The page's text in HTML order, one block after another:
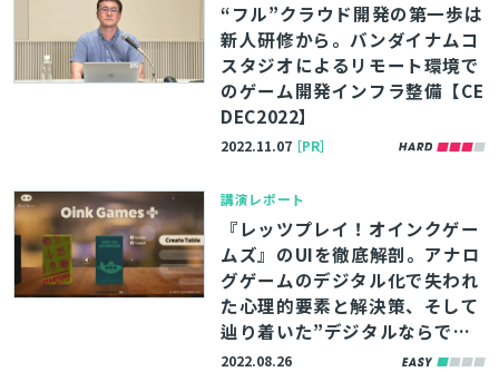
“フル”クラウド開発の第一歩は
新人研修から。バンダイナムコ
スタジオによるリモート環境で
のゲーム開発インフラ整備【CE
DEC2022】
2022.11.07［PR］
講演レポート
『レッツプレイ！オインクゲー
ムズ』のUIを徹底解剖。アナロ
グゲームのデジタル化で失われ
た心理的要素と解決策、そして
辿り着いた”デジタルならで
は”の面白さ【CEDEC2022】
2022.08.26